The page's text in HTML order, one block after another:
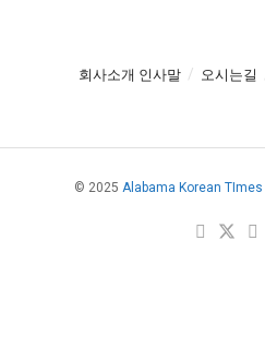
회사소개 인사말 오시는길
© 2025 Alabama Korean TImes